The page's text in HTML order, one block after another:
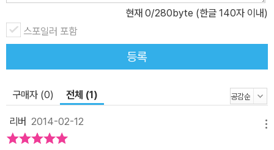
현재 0/280byte (한글 140자 이내)
스포일러 포함
등록
구매자 (0) 전체 (1)
리버 2014-02-12